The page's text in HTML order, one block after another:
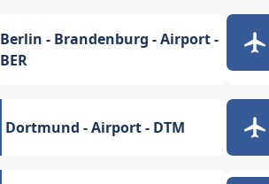
Berlin - Brandenburg - Airport -
BER
Dortmund - Airport - DTM